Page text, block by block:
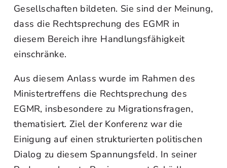
Gesellschaften bildeten. Sie sind der Meinung,
dass die Rechtsprechung des EGMR in
diesem Bereich ihre Handlungsfähigkeit
einschränke.
Aus diesem Anlass wurde im Rahmen des
Ministertreffens die Rechtsprechung des
EGMR, insbesondere zu Migrationsfragen,
thematisiert. Ziel der Konferenz war die
Einigung auf einen strukturierten politischen
Dialog zu diesem Spannungsfeld. In seiner